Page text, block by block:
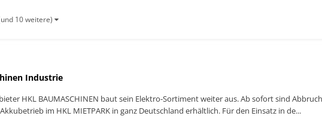
10 weitere)
Industrie
HKL BAUMASCHINEN baut sein Elektro-Sortiment weiter aus. Ab sofort sind
im HKL MIETPARK in ganz Deutschland erhältlich. Für den Einsatz in de...